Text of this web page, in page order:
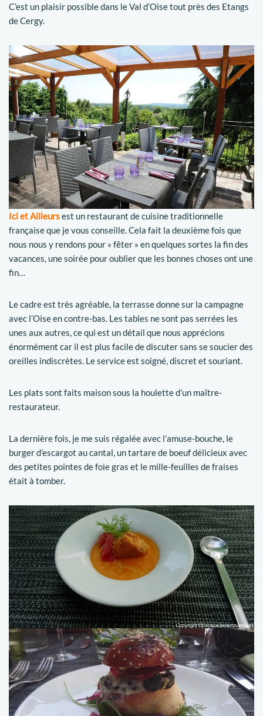
C’est un plaisir possible dans le Val d’Oise tout près des Etangs
de Cergy.
Ici et Ailleursest un restaurant de cuisine traditionnelle
française que je vous conseille. Cela fait la deuxième fois que
nous nous y rendons pour « fêter » en quelques sortes la fin des
vacances, une soirée pour oublier que les bonnes choses ont une
fin…
Le cadre est très agréable, la terrasse donne sur la campagne
avec l’Oise en contre-bas. Les tables ne sont pas serrées les
unes aux autres, ce qui est un détail que nous apprécions
énormément car il est plus facile de discuter sans se soucier des
oreilles indiscrètes. Le service est soigné, discret et souriant.
Les plats sont faits maison sous la houlette d’un maître-
restaurateur.
La dernière fois, je me suis régalée avec l’amuse-bouche, le
burger d’escargot au cantal, un tartare de boeuf délicieux avec
des petites pointes de foie gras et le mille-feuilles de fraises
était à tomber.